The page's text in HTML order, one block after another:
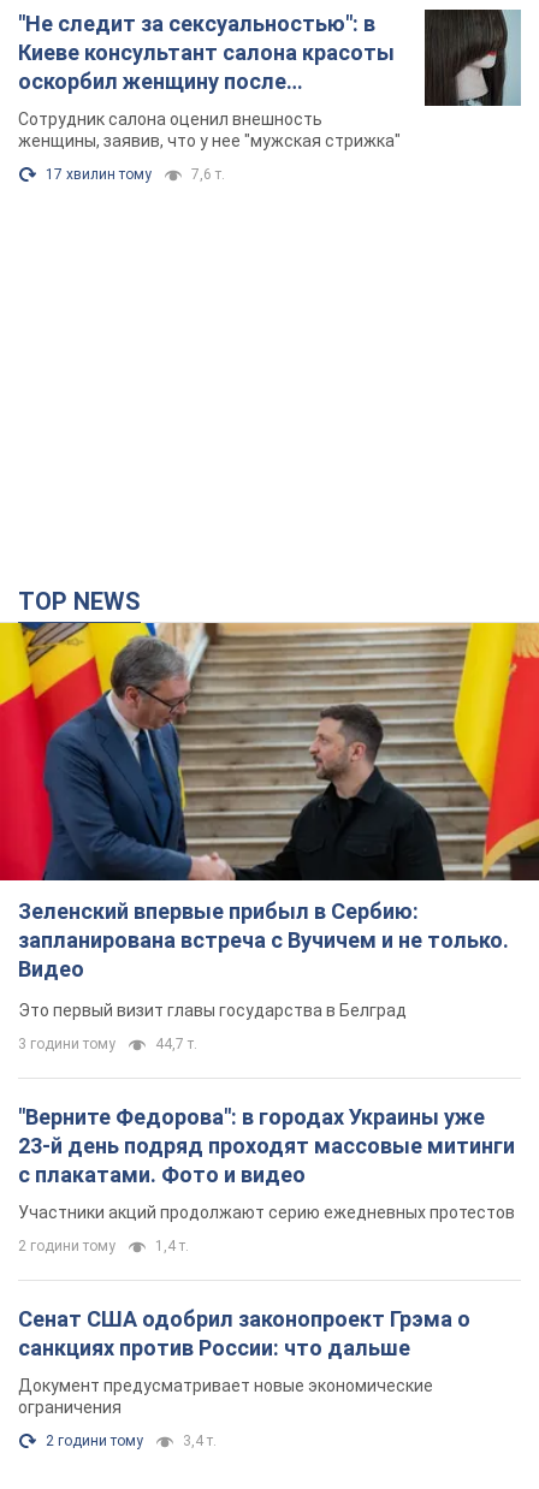
"Не следит за сексуальностью": в
Киеве консультант салона красоты
оскорбил женщину после
химиотерапии, разгорелся скандал.
Фото
Сотрудник салона оценил внешность
женщины, заявив, что у нее "мужская стрижка"
17 хвилин тому 7,6 т.
TOP NEWS
Зеленский впервые прибыл в Сербию:
запланирована встреча с Вучичем и не только.
Видео
Это первый визит главы государства в Белград
3 години тому 44,7 т.
"Верните Федорова": в городах Украины уже
23-й день подряд проходят массовые митинги
с плакатами. Фото и видео
Участники акций продолжают серию ежедневных протестов
2 години тому 1,4 т.
Сенат США одобрил законопроект Грэма о
санкциях против России: что дальше
Документ предусматривает новые экономические
ограничения
2 години тому 3,4 т.